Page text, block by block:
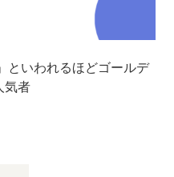
といわれるほどゴールデ
気者